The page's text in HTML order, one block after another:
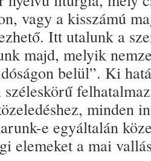
vagy a kisszámú
Itt utalunk a
majd, melyik
belül”. Ki
minden
e egyáltalán
elemeket a mai